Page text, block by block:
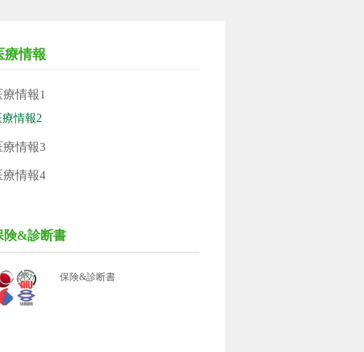
療情報
療情報1
療情報2
療情報3
療情報4
険&診断書
保険&診断書